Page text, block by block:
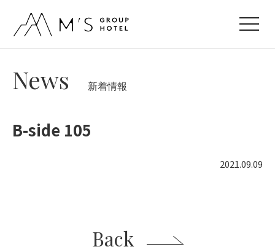
toggle
News 新着情報
B-side 105
2021.09.09
Back